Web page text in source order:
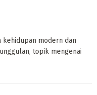
kehidupan modern dan
topik mengenai